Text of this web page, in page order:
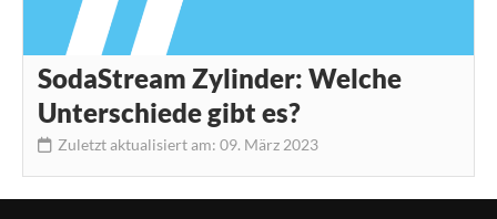
SodaStream Zylinder: Welche
Unterschiede gibt es?
Zuletzt aktualisiert am: 09. März 2023